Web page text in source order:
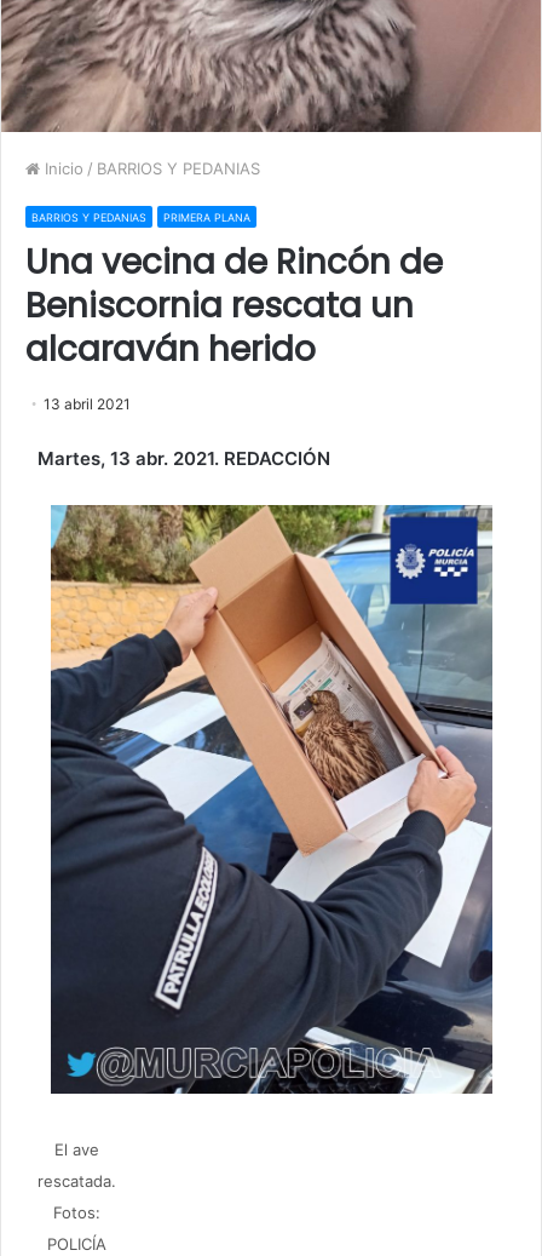
Inicio / BARRIOS Y PEDANIAS
BARRIOS Y PEDANIAS PRIMERA PLANA
Una vecina de Rincón de
Beniscornia rescata un
alcaraván herido
13 abril 2021
Martes, 13 abr. 2021. REDACCIÓN
El ave
rescatada.
Fotos:
POLICÍA